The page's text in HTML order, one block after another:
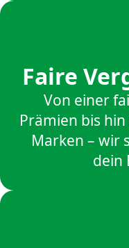
Faire
Von einer
Prämien bis
Marken – wir
dein